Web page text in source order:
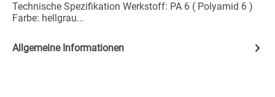
Technische Spezifikation Werkstoff: PA 6 ( Polyamid 6 )
Farbe: hellgrau...
Allgemeine Informationen